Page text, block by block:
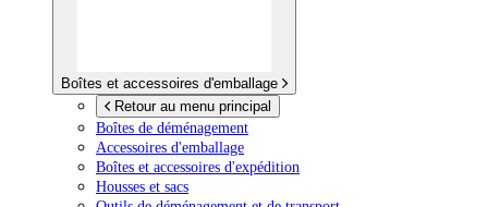
Boîtes et accessoires d'emballage
Retour au menu principal
Boîtes de déménagement
Accessoires d'emballage
Boîtes et accessoires d'expédition
Housses et sacs